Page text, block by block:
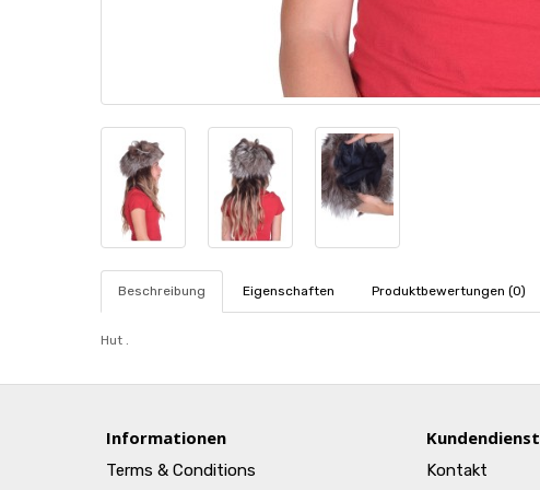
Beschreibung Eigenschaften Produktbewertungen (0)
Hut .
Informationen
Terms & Conditions
Kundendienst
Kontakt